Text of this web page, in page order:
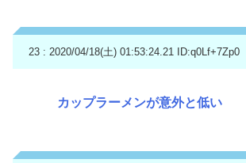
23 : 2020/04/18(土) 01:53:24.21 ID:q0Lf+7Zp0
カップラーメンが意外と低い